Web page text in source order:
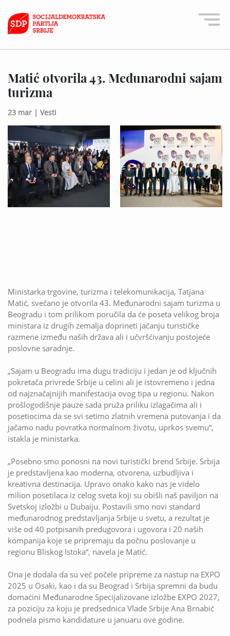
Matić otvorila 43. Međunarodni sajam
turizma
23 mar | Vesti
Ministarka trgovine, turizma i telekomunikacija, Tatjana
Matić, svečano je otvorila 43. Međunarodni sajam turizma u
Beogradu i tom prilikom poručila da će poseta velikog broja
ministara iz drugih zemalja doprineti jačanju turističke
razmene između naših država ali i učvršćivanju postojeće
poslovne saradnje.
„Sajam u Beogradu ima dugu tradiciju i jedan je od ključnih
pokretača privrede Srbije u celini ali je istovremeno i jedna
od najznačajnijih manifestacija ovog tipa u regionu. Nakon
prošlogodišnje pauze sada pruža priliku izlagačima ali i
posetiocima da se svi setimo zlatnih vremena putovanja i da
jačamo nadu povratka normalnom životu, uprkos svemu“,
istakla je ministarka.
„Posebno smo ponosni na novi turistički brend Srbije. Srbija
je predstavljena kao moderna, otvorena, uzbudljiva i
kreativna destinacija. Upravo onako kako nas je videlo
milion posetilaca iz celog sveta koji su obišli naš paviljon na
Svetskoj izložbi u Dubaiju. Postavili smo novi standard
međunarodnog predstavljanja Srbije u svetu, a rezultat je
više od 40 potpisanih predugovora i ugovora i 20 naših
kompanija koje se pripremaju da počnu poslovanje u
regionu Bliskog Istoka“, navela je Matić.
Ona je dodala da su već počele pripreme za nastup na EXPO
2025 u Osaki, kao i da su Beograd i Srbija spremni da budu
domaćini Međunarodne Specijalizovane izložbe EXPO 2027,
za poziciju za koju je predsednica Vlade Srbije Ana Brnabić
podnela pismo kandidature u januaru ove godine.